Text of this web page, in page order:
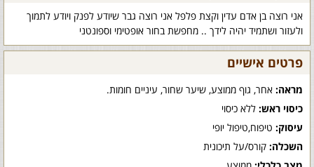
אני רוצה בן אדם עדין וקצת פלפל אני רוצה גבר שיודע לפנק ויודע לתמוך
ולעזור ושתמיד יהיה לידך .. מחפשת בחור אופטימי וספונטני
פרטים אישיים
מראה: אחר, גוף ממוצע, שיער שחור, עיניים חומות.
כיסוי ראש: ללא כיסוי
עיסוק: טיפוח,טיפול יופי
השכלה: קורס/על תיכונית